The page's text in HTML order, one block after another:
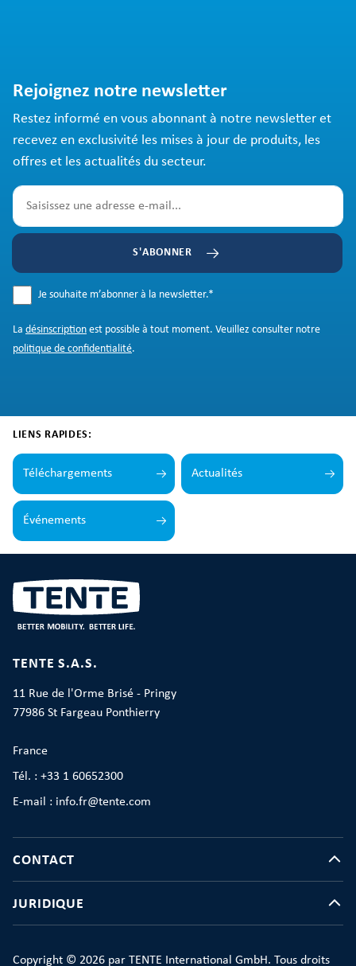
Rejoignez notre newsletter
Restez informé en vous abonnant à notre newsletter et
recevez en exclusivité les mises à jour de produits, les
offres et les actualités du secteur.
S'ABONNER
Je souhaite m’abonner à la newsletter.*
La désinscription est possible à tout moment. Veuillez consulter notre
politique de confidentialité.
LIENS RAPIDES:
Téléchargements Actualités
Événements
TENTE S.A.S.
11 Rue de l'Orme Brisé - Pringy
77986 St Fargeau Ponthierry
France
Tél. : +33 1 60652300
E-mail : info.fr@tente.com
CONTACT
JURIDIQUE
Copyright © 2026 par TENTE International GmbH. Tous droits